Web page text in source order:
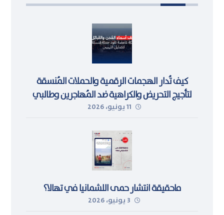
كيف تُدار الهجمات الرقمية والحملات المُنسقة
لتأجيج التحريض والكراهية ضد المُهاجرين وطالبي
اللجوء في ليبيا
11 يونيو، 2026
ماحقيقة انتشار حمى اللشمانيا في تهالا؟
3 يونيو، 2026